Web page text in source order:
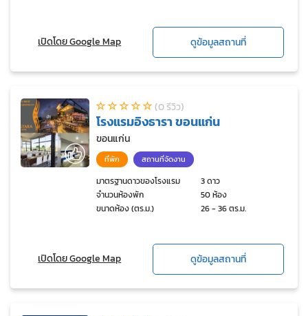
เปิดโดย Google Map ดูข้อมูลสถานที่
(0 รีวิว)
โรงแรมอิงธารา ขอนแก่น
ขอนแก่น
ที่พัก สถานที่จัดงาน
มาตรฐานดาวของโรงแรม
3 ดาว
จำนวนห้องพัก
50 ห้อง
ขนาดห้อง (ตร.ม.)
26 - 36 ตร.ม.
เปิดโดย Google Map ดูข้อมูลสถานที่